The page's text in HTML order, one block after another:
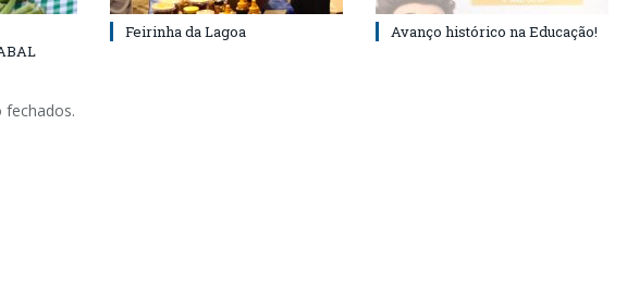
Feirinha da Lagoa Avanço histórico na Educação!
fechados.